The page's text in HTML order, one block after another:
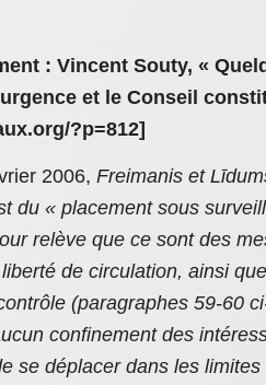
: Vincent Souty, «
et le Conseil
?p=812]
2006,Freimanis et
du « placement sous
relève que ce sont des
de circulation, ainsi
(paragraphes 59-60
confinement des
se déplacer dans les